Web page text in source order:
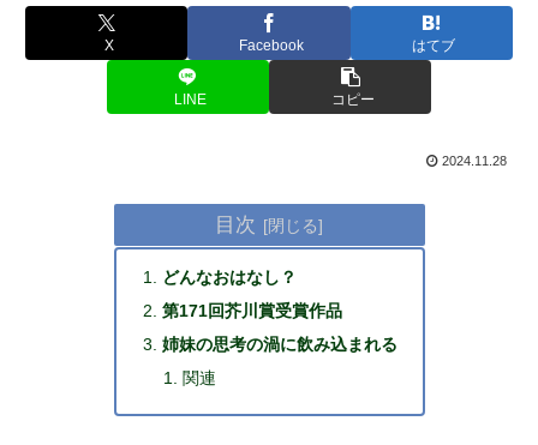
X Facebook はてブ
LINE コピー
2024.11.28
目次
どんなおはなし？
第171回芥川賞受賞作品
姉妹の思考の渦に飲み込まれる
関連